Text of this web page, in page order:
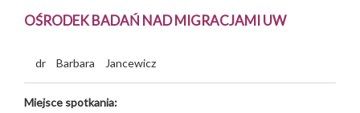
OŚRODEK BADAŃ NAD MIGRACJAMI UW
dr Barbara Jancewicz
Miejsce spotkania: